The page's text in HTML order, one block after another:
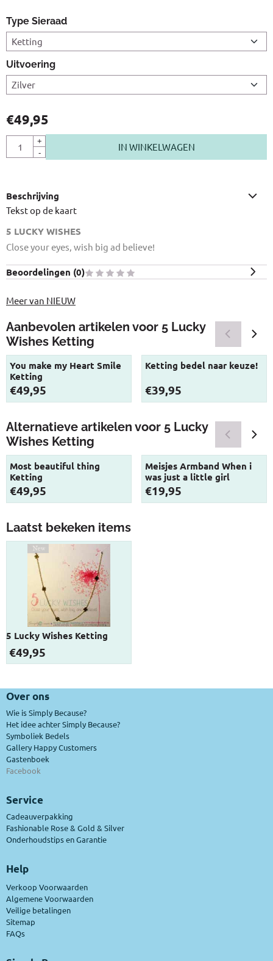
Type Sieraad
Uitvoering
€49,95
+
-
IN WINKELWAGEN
Beschrijving
Tekst op de kaart
5 LUCKY WISHES
Close your eyes, wish big ad believe!
Beoordelingen (0)
Meer van NIEUW
Aanbevolen artikelen voor 5 Lucky
Wishes Ketting
You make my Heart Smile
Ketting
Prijs: 49,95
€49,95
Ketting bedel naar keuze!
Prijs: 39,95
€39,95
Alternatieve artikelen voor 5 Lucky
Wishes Ketting
Most beautiful thing
Ketting
Prijs: 49,95
€49,95
Meisjes Armband When i
was just a little girl
Prijs: 19,95
€19,95
Laatst bekeken items
5 Lucky Wishes Ketting
€49,95
Over ons
Wie is Simply Because?
Het idee achter Simply Because?
Symboliek Bedels
Gallery Happy Customers
Gastenboek
Facebook
Service
Cadeauverpakking
Fashionable Rose & Gold & Silver
Onderhoudstips en Garantie
Help
Verkoop Voorwaarden
Algemene Voorwaarden
Veilige betalingen
Sitemap
FAQs